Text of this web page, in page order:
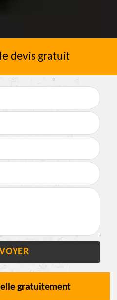
devis gratuit
gratuitement